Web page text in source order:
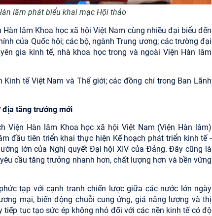
lâm phát biểu khai mạc Hội thảo
lâm Khoa học xã hội Việt Nam cùng nhiều đại biểu đến
của Quốc hội; các bộ, ngành Trung ương; các trường đại
gia kinh tế, nhà khoa học trong và ngoài Viện Hàn lâm
tế Việt Nam và Thế giới; các đồng chí trong Ban Lãnh
địa tăng trưởng mới
Viện Hàn lâm Khoa học xã hội Việt Nam (Viện Hàn lâm)
đầu tiên triển khai thực hiện Kế hoạch phát triển kinh tế -
lớn của Nghị quyết Đại hội XIV của Đảng. Đây cũng là
cầu tăng trưởng nhanh hơn, chất lượng hơn và bền vững
tạp với cạnh tranh chiến lược giữa các nước lớn ngày
mại, biến động chuỗi cung ứng, giá năng lượng và thị
tục tạo sức ép không nhỏ đối với các nền kinh tế có độ